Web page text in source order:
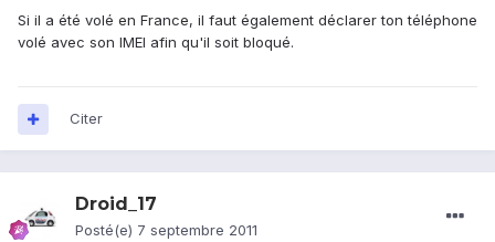
Si il a été volé en France, il faut également déclarer ton téléphone
volé avec son IMEI afin qu'il soit bloqué.
Citer
Droid_17
Posté(e) 7 septembre 2011